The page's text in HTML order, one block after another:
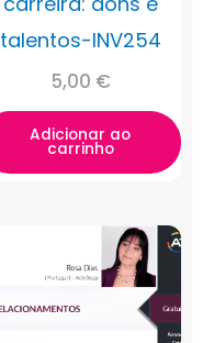
talentos-INV254
5,00 €
Adicionar ao
carrinho